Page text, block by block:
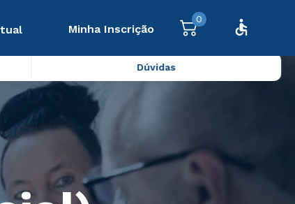
Minha Inscrição
0
Dúvidas